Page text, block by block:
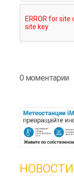
0 моментарии
НОВОСТИ